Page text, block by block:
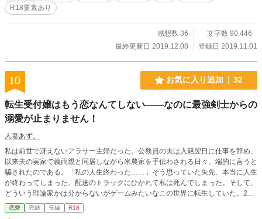
R18要素あり
感想数 36
文字数 90,446
最終更新日 2019.12.08
登録日 2019.11.01
10 お気に入り追加 32
転生受付嬢はもう恋なんてしない――なのに最強剣士からの
溺愛が止まりません！
人妻あず。
私は前世で冴えないアラサー主婦だった。公務員の夫は入籍翌日に仕事を辞め、
以来夫の実家で義両親と同居しながら米農家を手伝わされる日々。端的に言うと
騙されたのである。「私の人生終わった……」そう思っていた矢先、本当に人生
が終わってしまった。配送のトラックにひかれて私は死んでしまった。そして、
どういう理論家かは分からないがゲームみたいなこの世界に転生していた。20
歳の栗色の髪を持つ美人ギルド受付嬢、”リーナ”として。「もう男はこりごり！
仕事で自立して生きてやるんだ！目指せギルド長！」そう思って仕事を頑張って
恋愛 完結 長編 R18